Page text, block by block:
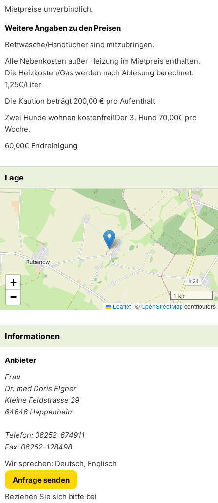
Mietpreise unverbindlich.
Weitere Angaben zu den Preisen
Bettwäsche/Handtücher sind mitzubringen.
Alle Nebenkosten außer Heizung im Mietpreis enthalten.
Die Heizkosten/Gas werden nach Ablesung berechnet.
1,25€/Liter
Die Kaution beträgt 200,00 € pro Aufenthalt
Zwei Hunde wohnen kostenfrei!Der 3. Hund 70,00€ pro
Woche.
60,00€ Endreinigung
Lage
Lade Lageplan
+
−
1 km
Leaflet | ©OpenStreetMapcontributors
Informationen
Anbieter
Frau
Dr. med Doris Elgner
Kleine Feldstrasse 29
64646 Heppenheim
Telefon: 06252-674911
Fax: 06252-128498
Wir sprechen: Deutsch, Englisch
Anfrage senden
Beziehen Sie sich bitte bei